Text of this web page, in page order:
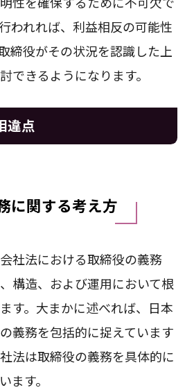
われれば、利益相反の可能性
締役がその状況を認識した上
できるようになります。
違点
に関する考え方
社法における取締役の義務
構造、および運用において根
す。大まかに述べれば、日本
義務を包括的に捉えています
法は取締役の義務を具体的に
ます。